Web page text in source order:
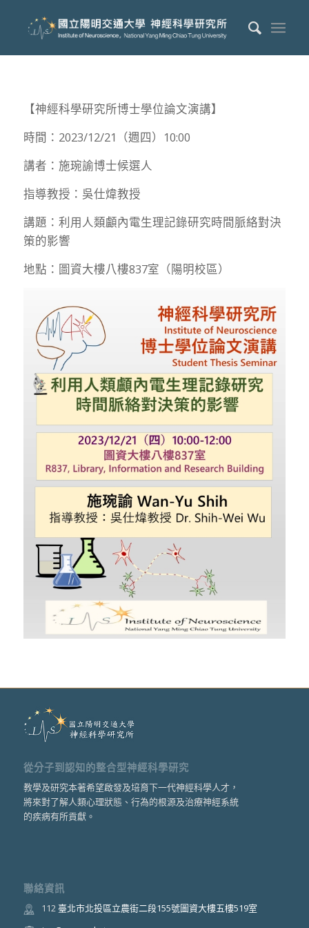
【神經科學研究所博士學位論文演講】
時間：2023/12/21（週四）10:00
講者：施琬諭博士候選人
指導教授：吳仕煒教授
講題：利用人類顱內電生理記錄研究時間脈絡對決
策的影響
地點：圖資大樓八樓837室（陽明校區）
從分子到認知的整合型神經科學研究
教學及研究本著希望啟發及培育下一代神經科學人才，
將來對了解人類心理狀態、行為的根源及治療神經系統
的疾病有所貢獻。
聯絡資訊
112臺北市北投區立農街二段155號圖資大樓五樓519室